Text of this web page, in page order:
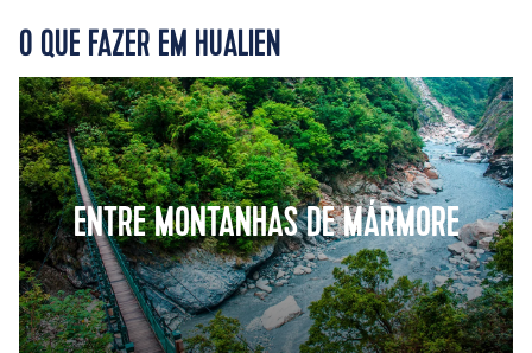
O QUE FAZER EM HUALIEN
ENTRE MONTANHAS DE MÁRMORE